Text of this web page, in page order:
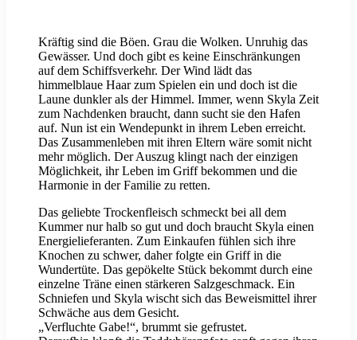
Kräftig sind die Böen. Grau die Wolken. Unruhig das
Gewässer. Und doch gibt es keine Einschränkungen
auf dem Schiffsverkehr. Der Wind lädt das
himmelblaue Haar zum Spielen ein und doch ist die
Laune dunkler als der Himmel. Immer, wenn Skyla Zeit
zum Nachdenken braucht, dann sucht sie den Hafen
auf. Nun ist ein Wendepunkt in ihrem Leben erreicht.
Das Zusammenleben mit ihren Eltern wäre somit nicht
mehr möglich. Der Auszug klingt nach der einzigen
Möglichkeit, ihr Leben im Griff bekommen und die
Harmonie in der Familie zu retten.
Das geliebte Trockenfleisch schmeckt bei all dem
Kummer nur halb so gut und doch braucht Skyla einen
Energielieferanten. Zum Einkaufen fühlen sich ihre
Knochen zu schwer, daher folgte ein Griff in die
Wundertüte. Das gepökelte Stück bekommt durch eine
einzelne Träne einen stärkeren Salzgeschmack. Ein
Schniefen und Skyla wischt sich das Beweismittel ihrer
Schwäche aus dem Gesicht.
„Verfluchte Gabe!“, brummt sie gefrustet.